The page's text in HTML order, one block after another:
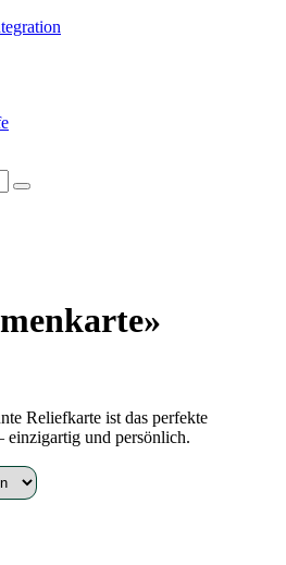
8.30
Reliefkarte ist das perfekte
einzigartig und persönlich.